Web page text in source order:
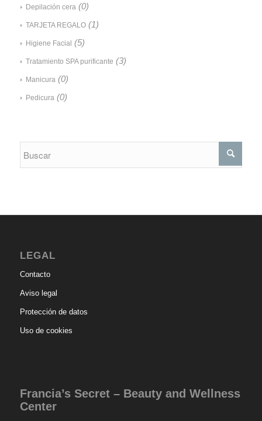
Depilación cera (0)
TARJETA REGALO (1)
Higiene Facial (5)
Tratamiento SPA purificante (3)
Manicura (0)
Pedicura (0)
LEGAL
Contacto
Aviso legal
Protección de datos
Uso de cookies
Francia’s Secret – Beauty and Wellness
Center